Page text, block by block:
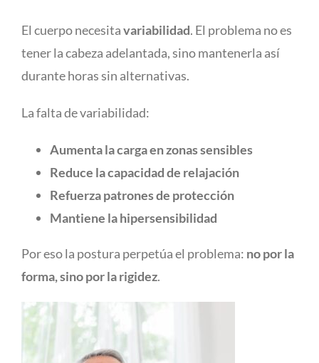
El cuerpo necesitavariabilidad. El problema no es
tener la cabeza adelantada, sino mantenerla así
durante horas sin alternativas.
La falta de variabilidad:
Aumenta la carga en zonas sensibles
Reduce la capacidad de relajación
Refuerza patrones de protección
Mantiene la hipersensibilidad
Por eso la postura perpetúa el problema: no por la
forma, sino por la rigidez.